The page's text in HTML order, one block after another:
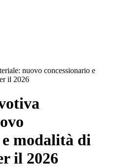
nuovo concessionario e
il 2026
e modalità di
il 2026